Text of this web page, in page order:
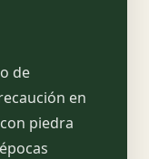
de
en
piedra